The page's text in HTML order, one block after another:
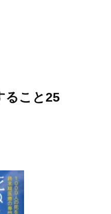
ること25